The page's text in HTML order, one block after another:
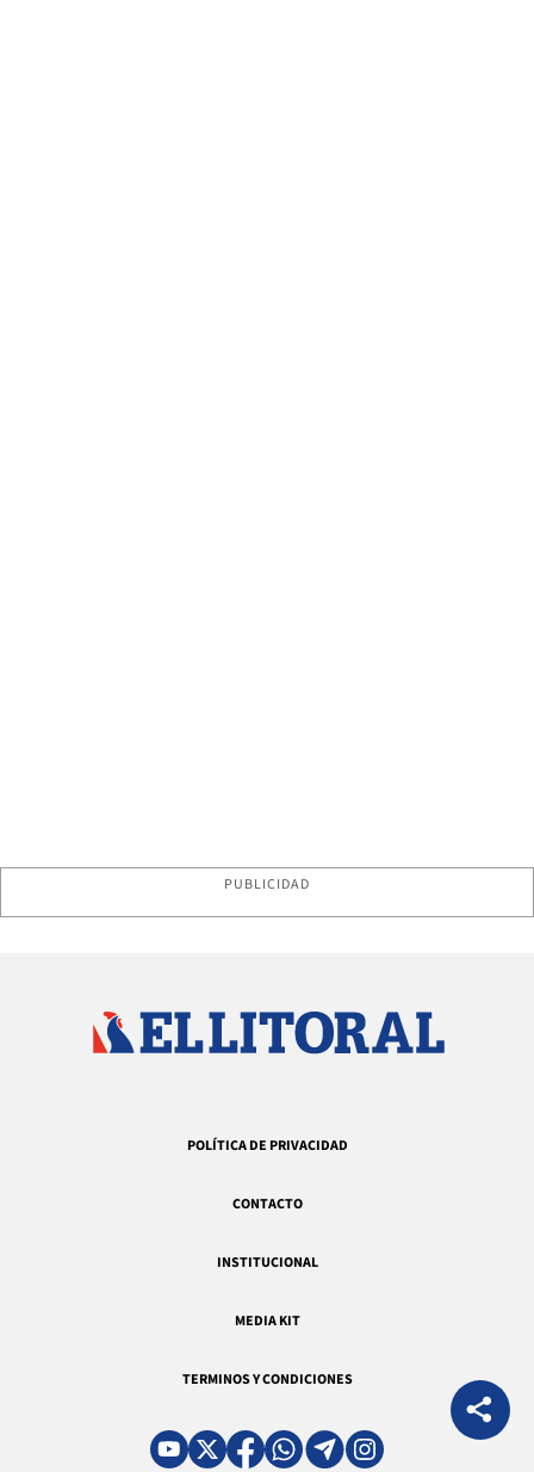
PUBLICIDAD
POLÍTICA DE PRIVACIDAD
CONTACTO
INSTITUCIONAL
MEDIA KIT
TERMINOS Y CONDICIONES